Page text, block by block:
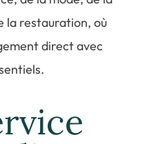
la restauration, où
direct avec